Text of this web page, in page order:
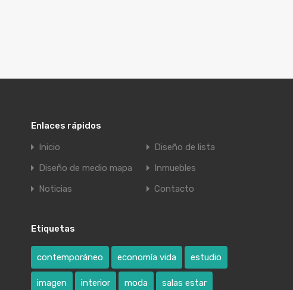
Enlaces rápidos
Inicio
Diseño de lista
Diseño de medio mapa
Inmuebles
Noticias
Contacto
Etiquetas
contemporáneo economía vida estudio
imagen interior moda salas estar